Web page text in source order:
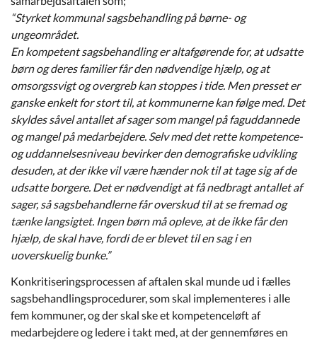
“Styrket kommunal sagsbehandling på børne- og
ungeområdet.
En kompetent sagsbehandling er altafgørende for, at udsatte
børn og deres familier får den nødvendige hjælp, og at
omsorgssvigt og overgreb kan stoppes i tide. Men presset er
ganske enkelt for stort til, at kommunerne kan følge med. Det
skyldes såvel antallet af sager som mangel på faguddannede
og mangel på medarbejdere. Selv med det rette kompetence-
og uddannelsesniveau bevirker den demografiske udvikling
desuden, at der ikke vil være hænder nok til at tage sig af de
udsatte borgere. Det er nødvendigt at få nedbragt antallet af
sager, så sagsbehandlerne får overskud til at se fremad og
tænke langsigtet. Ingen børn må opleve, at de ikke får den
hjælp, de skal have, fordi de er blevet til en sag i en
uoverskuelig bunke.”
Konkritiseringsprocessen af aftalen skal munde ud i fælles
sagsbehandlingsprocedurer, som skal implementeres i alle
fem kommuner, og der skal ske et kompetenceløft af
medarbejdere og ledere i takt med, at der gennemføres en